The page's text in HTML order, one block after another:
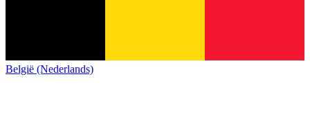
België (Nederlands)